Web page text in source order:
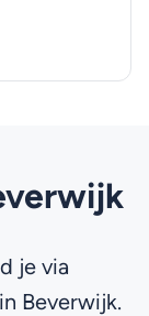
je via
Beverwijk.